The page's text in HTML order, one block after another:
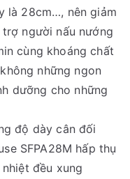
là 28cm…, nên giảm
người nấu nướng
cùng khoáng chất
những ngon
dưỡng cho những
độ dày cân đối
SFPA28M hấp thụ
đều xung